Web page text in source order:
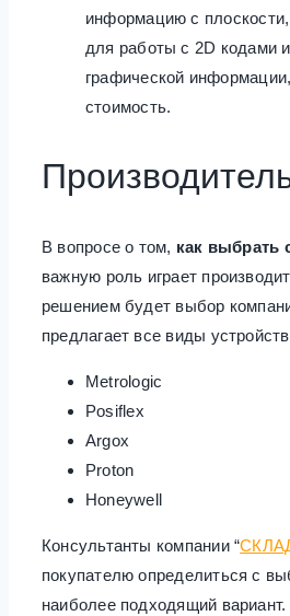
информацию с
для работы с 2D кодами
графической
стоимость.
В вопросе о том, как выбрать
важную роль играет
решением будет выбор
предлагает все виды
Metrologic
Posiflex
Argox
Proton
Honeywell
Консультанты компании “
покупателю определиться с
наиболее подходящий вариант.